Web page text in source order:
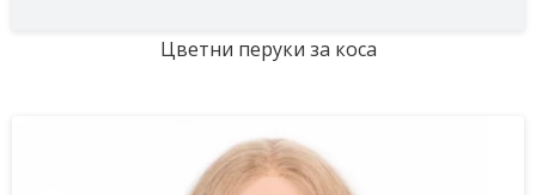
Цветни перуки за коса